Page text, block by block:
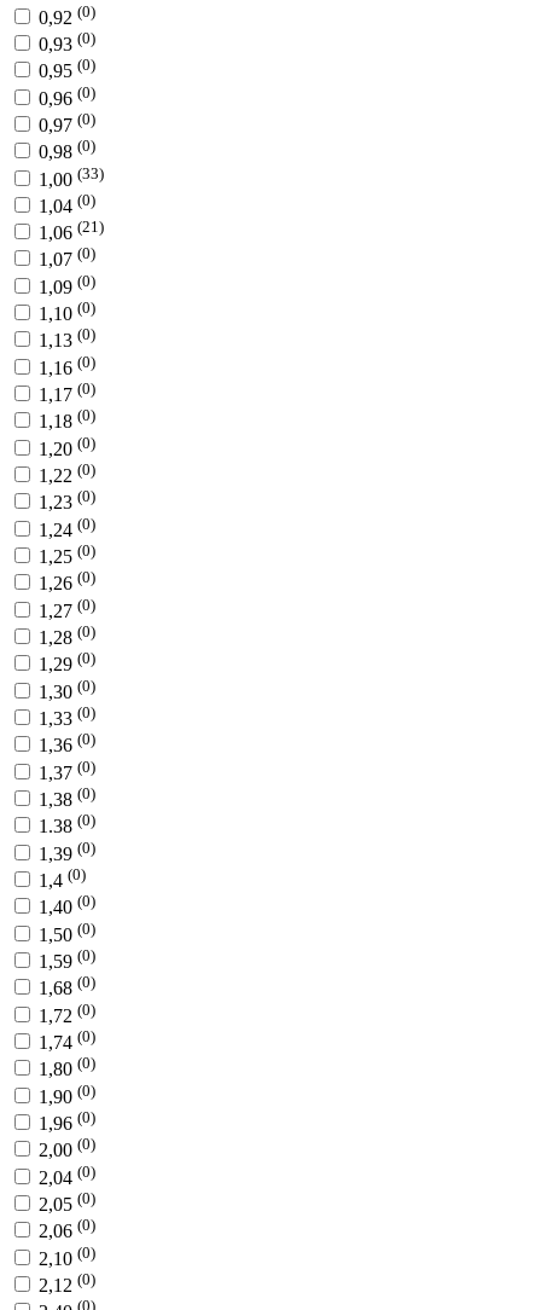
0,92 (0)
0,93 (0)
0,95 (0)
0,96 (0)
0,97 (0)
0,98 (0)
1,00 (33)
1,04 (0)
1,06 (21)
1,07 (0)
1,09 (0)
1,10 (0)
1,13 (0)
1,16 (0)
1,17 (0)
1,18 (0)
1,20 (0)
1,22 (0)
1,23 (0)
1,24 (0)
1,25 (0)
1,26 (0)
1,27 (0)
1,28 (0)
1,29 (0)
1,30 (0)
1,33 (0)
1,36 (0)
1,37 (0)
1,38 (0)
1.38 (0)
1,39 (0)
1,4 (0)
1,40 (0)
1,50 (0)
1,59 (0)
1,68 (0)
1,72 (0)
1,74 (0)
1,80 (0)
1,90 (0)
1,96 (0)
2,00 (0)
2,04 (0)
2,05 (0)
2,06 (0)
2,10 (0)
2,12 (0)
(0)